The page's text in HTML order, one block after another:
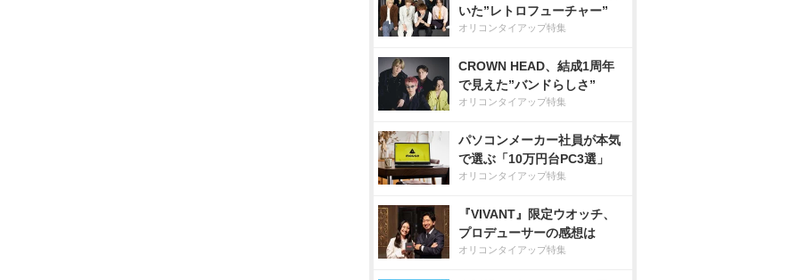
いた”レトロフューチャー”
オリコンタイアップ特集
CROWN HEAD、結成1周年
で見えた”バンドらしさ”
オリコンタイアップ特集
パソコンメーカー社員が本気
で選ぶ「10万円台PC3選」
オリコンタイアップ特集
『VIVANT』限定ウオッチ、
プロデューサーの感想は
オリコンタイアップ特集